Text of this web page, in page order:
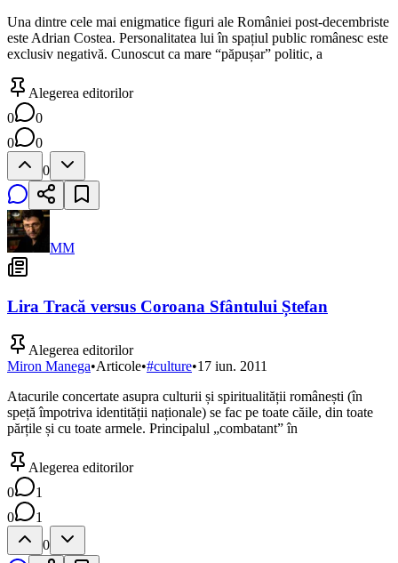
Una dintre cele mai enigmatice figuri ale României post-decembriste
este Adrian Costea. Personalitatea lui în spațiul public românesc este
exclusiv negativă. Cunoscut ca mare “păpușar” politic, a
Alegerea editorilor
0
0
0
0
0
MM
Lira Tracă versus Coroana Sfântului Ștefan
Alegerea editorilor
Miron Manega•Articole•#culture•17 iun. 2011
Atacurile concertate asupra culturii și spiritualității românești (în
speță împotriva identității naționale) se fac pe toate căile, din toate
părțile și cu toate armele. Principalul „combatant” în
Alegerea editorilor
0
1
0
1
0